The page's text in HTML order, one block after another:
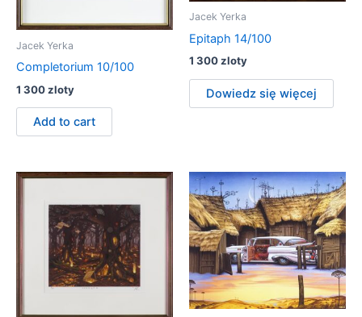
Jacek Yerka
Completorium 10/100
1 300zloty
Add to cart
Jacek Yerka
Epitaph 14/100
1 300zloty
Dowiedz się więcej